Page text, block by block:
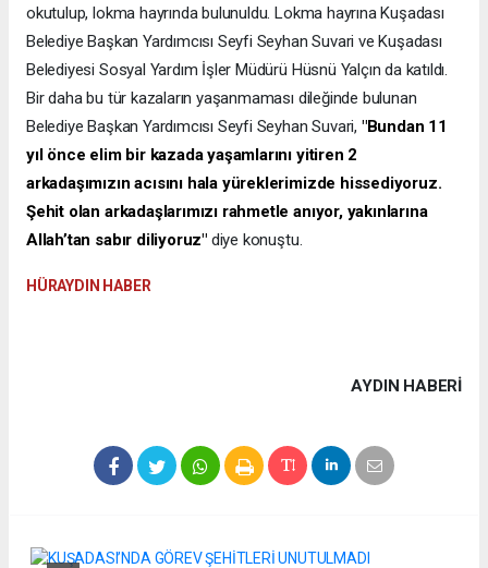
okutulup, lokma hayrında bulunuldu. Lokma hayrına Kuşadası
Belediye Başkan Yardımcısı Seyfi Seyhan Suvari ve Kuşadası
Belediyesi Sosyal Yardım İşler Müdürü Hüsnü Yalçın da katıldı.
Bir daha bu tür kazaların yaşanmaması dileğinde bulunan
Belediye Başkan Yardımcısı Seyfi Seyhan Suvari, "Bundan 11
yıl önce elim bir kazada yaşamlarını yitiren 2
arkadaşımızın acısını hala yüreklerimizde hissediyoruz.
Şehit olan arkadaşlarımızı rahmetle anıyor, yakınlarına
Allah’tan sabır diliyoruz" diye konuştu.
HÜRAYDIN HABER
AYDIN HABERİ